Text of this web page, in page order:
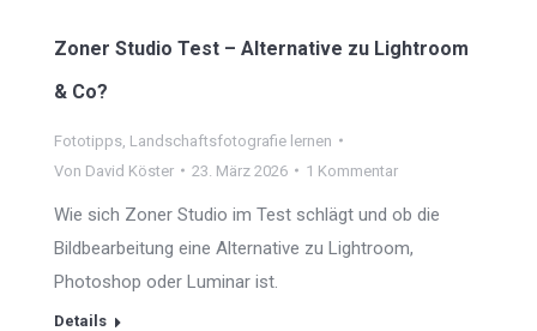
Zoner Studio Test – Alternative zu Lightroom
& Co?
Fototipps Landschaftsfotografie lernen
Von David Köster 23. März 2026 1 Kommentar
Wie sich Zoner Studio im Test schlägt und ob die
Bildbearbeitung eine Alternative zu Lightroom,
Photoshop oder Luminar ist.
Details